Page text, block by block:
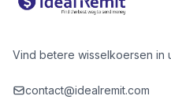
Vind betere wisselkoersen in
contact@idealremit.com